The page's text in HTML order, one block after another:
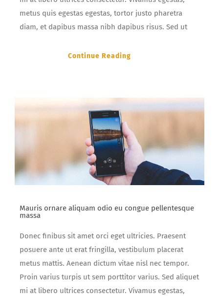
metus quis egestas egestas, tortor justo pharetra
diam, et dapibus massa nibh dapibus risus. Sed ut
Continue Reading
Mauris ornare aliquam odio eu congue pellentesque
massa
Donec finibus sit amet orci eget ultricies. Praesent
posuere ante ut erat fringilla, vestibulum placerat
metus mattis. Aenean dictum vitae nisl nec tempor.
Proin varius turpis ut sem porttitor varius. Sed aliquet
mi at libero ultrices consectetur. Vivamus egestas,